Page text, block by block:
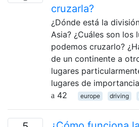
cruzarla?
¿Dónde está la
Asia? ¿Cuáles son los
podemos cruzarlo?
de un continente a
lugares
lugares de
42
europe driving